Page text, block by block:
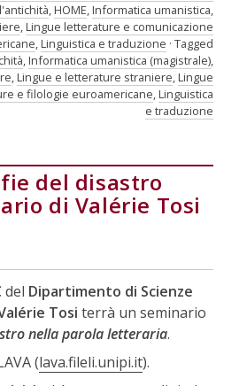
HOME Informatica umanistica
Lingue letterature e comunicazione
Linguistica e traduzione Tagged
Informatica umanistica (magistrale)
Lingue e letterature straniere Lingue
e filologie euroamericane Linguistica
e traduzione
del disastro
di Valérie Tosi
del Dipartimento di Scienze
Tosi terrà un seminario
nella parola letteraria.
(lava.fileli.unipi.it).